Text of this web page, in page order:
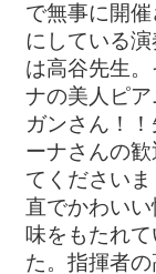
で無事に開
にしている
は高谷先生
ナの美人ピ
ガンさん！
ーナさんの
てください
直でかわい
味をもたれ
た。指揮者